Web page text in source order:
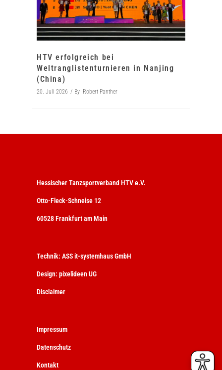
HTV erfolgreich bei
Weltranglistenturnieren in Nanjing
(China)
20. Juli 2026 By Robert Panther
Hessischer Tanzsportverband HTV e.V.
Otto-Fleck-Schneise 12
60528 Frankfurt am Main
Technik: ASS it-systemhaus GmbH
Design: pixelideen UG
Disclaimer
Impressum
Datenschutz
Kontakt